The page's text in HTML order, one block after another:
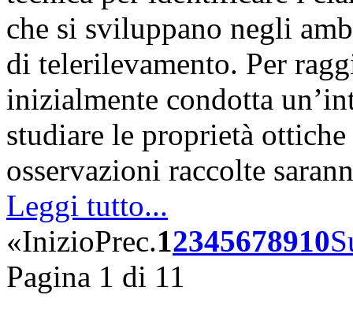
che si sviluppano negli
di telerilevamento. Per
inizialmente condotta
studiare le proprietà
osservazioni raccolte
Leggi tutto...
«InizioPrec.12345678910
Pagina 1 di 11